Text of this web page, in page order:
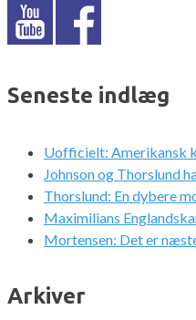
Seneste indlæg
Uofficielt: Amerikansk
Johnson og Thorslund
Thorslund: En dybere
Maximilians
Mortensen: Det er
Arkiver